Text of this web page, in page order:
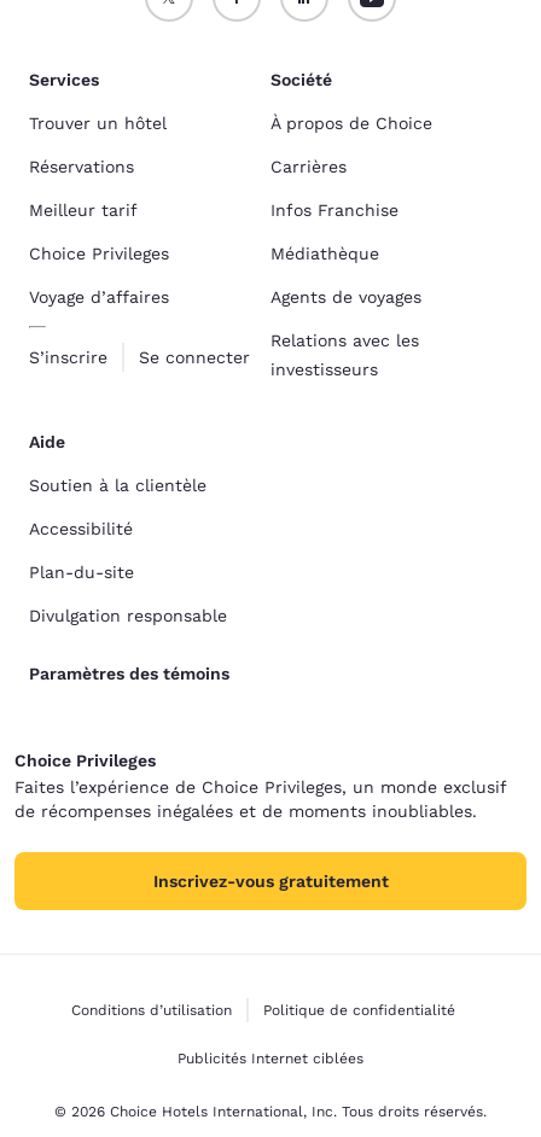
Services
Trouver un hôtel
Réservations
Meilleur tarif
Choice Privileges
Voyage d’affaires
S’inscrire Se connecter
Société
À propos de Choice
Carrières
Infos Franchise
Médiathèque
Agents de voyages
Relations avec les
investisseurs
Aide
Soutien à la clientèle
Accessibilité
Plan-du-site
Divulgation responsable
Paramètres des témoins
Choice Privileges
Faites l’expérience de Choice Privileges, un monde exclusif
de récompenses inégalées et de moments inoubliables.
Inscrivez-vous gratuitement
Conditions d’utilisation Politique de confidentialité
Publicités Internet ciblées
© 2026 Choice Hotels International, Inc. Tous droits réservés.